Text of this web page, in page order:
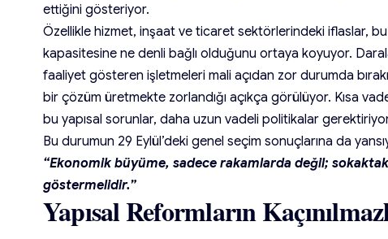
ettiğini gösteriyor.
Özellikle hizmet, inşaat ve ticaret sektörlerindeki iflaslar,
kapasitesine ne denli bağlı olduğunu ortaya koyuyor.
faaliyet gösteren işletmeleri mali açıdan zor durumda
bir çözüm üretmekte zorlandığı açıkça görülüyor. Kısa
bu yapısal sorunlar, daha uzun vadeli politikalar
Bu durumun 29 Eylül’deki genel seçim sonuçlarına da
“Ekonomik büyüme, sadece rakamlarda değil;
göstermelidir.”
Yapısal Reformların